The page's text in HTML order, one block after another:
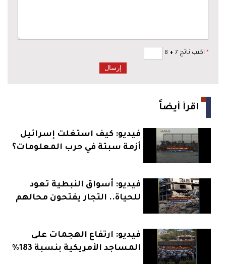
* اكتب ناتج 7 +
اقرأ أيضاً
فيديو: كيف استغلت إسرائيل
أزمة سبتة في حرب المعلومات؟
فيديو: أسواق النبطية تعود
للحياة.. التجار يفتحون محالهم
فيديو: ارتفاع الهجمات على
المساجد الأمريكية بنسبة 183%